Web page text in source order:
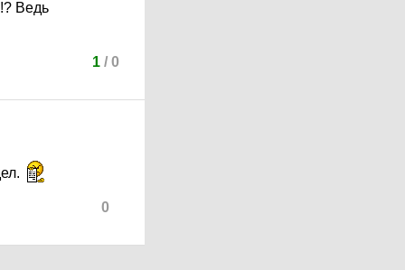
Ведь
1/ 0
0